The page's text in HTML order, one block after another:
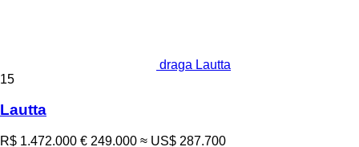
draga Lautta
15
Lautta
R$ 1.472.000 € 249.000 ≈ US$ 287.700